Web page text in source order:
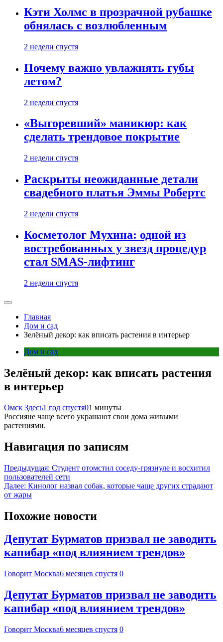
Кэти Холмс в прозрачной рубашке
обнялась с возлюбленным
2 недели спустя
Почему важно увлажнять губы
летом?
2 недели спустя
«Выгоревший» маникюр: как
сделать трендовое покрытие
2 недели спустя
Раскрыты неожиданные детали
свадебного платья Эммы Робертс
2 недели спустя
Косметолог Мухина: одной из
востребованных у звезд процедур
стал SMAS-лифтинг
2 недели спустя
Главная
Дом и сад
Зелёный декор: как вписать растения в интерьер
Дом и сад
Зелёный декор: как вписать растения
в интерьер
Омск Здесь1 год спустя01 минуты
Россияне чаще всего украшают свои дома живыми
растениями.
Навигация по записям
Предыдущая: Студент отомстил соседу-грязнуле и восхитил
пользователей сети
Далее: Кинолог назвал собак, которые чаще других страдают
от жары
Похожие новости
Депутат Бурматов призвал не заводить
капибар «под влиянием трендов»
Говорит Москва6 месяцев спустя 0
Депутат Бурматов призвал не заводить
капибар «под влиянием трендов»
Говорит Москва6 месяцев спустя 0